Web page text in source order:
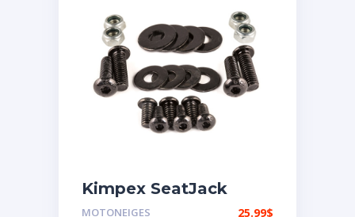
Kimpex SeatJack
Ensemble de
MOTONEIGES 25.99$